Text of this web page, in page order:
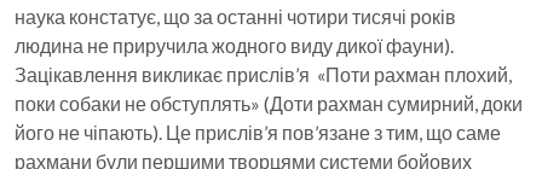
наука констатує, що за останні чотири тисячі років
людина не приручила жодного виду дикої фауни).
Зацікавлення викликає прислів’я «Поти рахман плохий,
поки собаки не обступлять» (Доти рахман сумирний, доки
його не чіпають). Це прислів’я пов’язане з тим, що саме
рахмани були першими творцями системи бойових